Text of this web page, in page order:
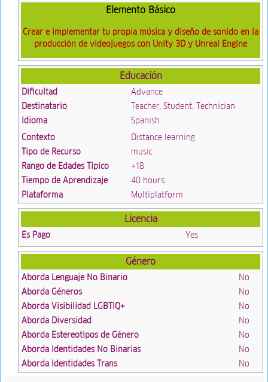
Elemento Básico
Crear e implementar tu propia música y diseño de sonido en la
producción de videojuegos con Unity 3D y Unreal Engine
Educación
Dificultad
Advance
Destinatario
Teacher, Student, Technician
Idioma
Spanish
Contexto
Distance learning
Tipo de Recurso
music
Rango de Edades Típico
+18
Tiempo de Aprendizaje
40 hours
Plataforma
Multiplatform
Licencia
Es Pago Yes
Género
Aborda Lenguaje No Binario
No
Aborda Géneros
No
Aborda Visibilidad LGBTIQ+
No
Aborda Diversidad
No
Aborda Estereotipos de Género
No
Aborda Identidades No Binarias
No
Aborda Identidades Trans
No